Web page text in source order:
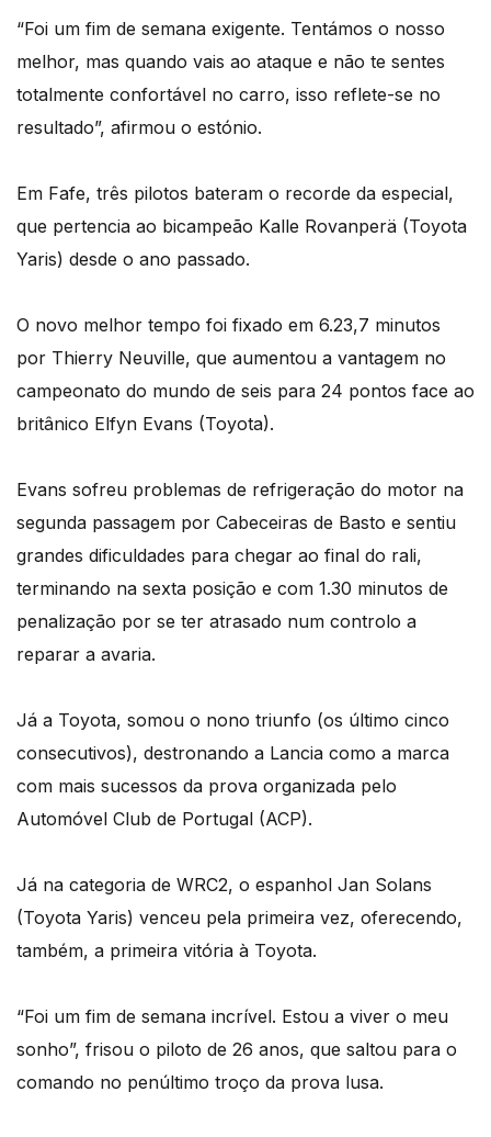
“Foi um fim de semana exigente. Tentámos o nosso
melhor, mas quando vais ao ataque e não te sentes
totalmente confortável no carro, isso reflete-se no
resultado”, afirmou o estónio.
Em Fafe, três pilotos bateram o recorde da especial,
que pertencia ao bicampeão Kalle Rovanperä (Toyota
Yaris) desde o ano passado.
O novo melhor tempo foi fixado em 6.23,7 minutos
por Thierry Neuville, que aumentou a vantagem no
campeonato do mundo de seis para 24 pontos face ao
britânico Elfyn Evans (Toyota).
Evans sofreu problemas de refrigeração do motor na
segunda passagem por Cabeceiras de Basto e sentiu
grandes dificuldades para chegar ao final do rali,
terminando na sexta posição e com 1.30 minutos de
penalização por se ter atrasado num controlo a
reparar a avaria.
Já a Toyota, somou o nono triunfo (os último cinco
consecutivos), destronando a Lancia como a marca
com mais sucessos da prova organizada pelo
Automóvel Club de Portugal (ACP).
Já na categoria de WRC2, o espanhol Jan Solans
(Toyota Yaris) venceu pela primeira vez, oferecendo,
também, a primeira vitória à Toyota.
“Foi um fim de semana incrível. Estou a viver o meu
sonho”, frisou o piloto de 26 anos, que saltou para o
comando no penúltimo troço da prova lusa.